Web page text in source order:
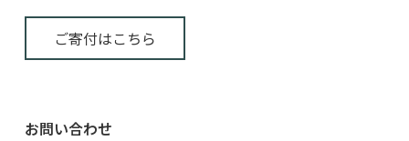
ご寄付はこちら
お問い合わせ